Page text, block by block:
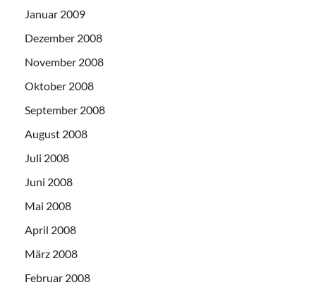
Januar 2009
Dezember 2008
November 2008
Oktober 2008
September 2008
August 2008
Juli 2008
Juni 2008
Mai 2008
April 2008
März 2008
Februar 2008